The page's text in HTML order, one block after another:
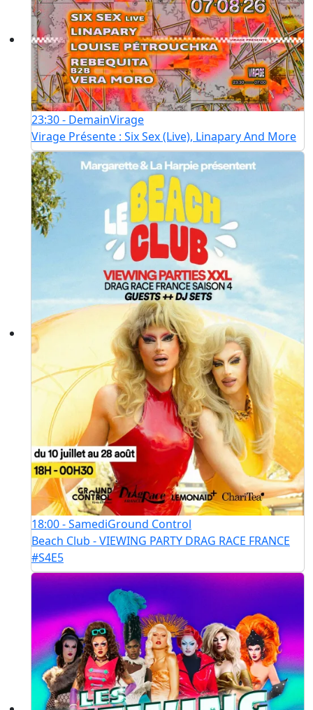
23:30 - DemainVirage
Virage Présente : Six Sex (Live), Linapary And More
18:00 - SamediGround Control
Beach Club - VIEWING PARTY DRAG RACE FRANCE
#S4E5